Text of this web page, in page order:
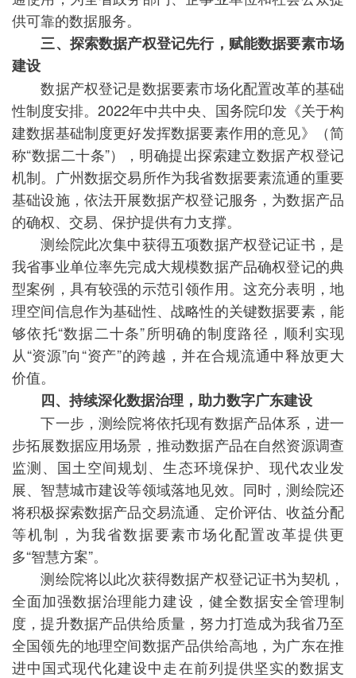
供可靠的数据服务。
三、探索数据产权登记先行，赋能数据要素市场
建设
数据产权登记是数据要素市场化配置改革的基础
性制度安排。2022年中共中央、国务院印发《关于构
建数据基础制度更好发挥数据要素作用的意见》（简
称“数据二十条”），明确提出探索建立数据产权登记
机制。广州数据交易所作为我省数据要素流通的重要
基础设施，依法开展数据产权登记服务，为数据产品
的确权、交易、保护提供有力支撑。
测绘院此次集中获得五项数据产权登记证书，是
我省事业单位率先完成大规模数据产品确权登记的典
型案例，具有较强的示范引领作用。这充分表明，地
理空间信息作为基础性、战略性的关键数据要素，能
够依托“数据二十条”所明确的制度路径，顺利实现
从“资源”向“资产”的跨越，并在合规流通中释放更大
价值。
四、持续深化数据治理，助力数字广东建设
下一步，测绘院将依托现有数据产品体系，进一
步拓展数据应用场景，推动数据产品在自然资源调查
监测、国土空间规划、生态环境保护、现代农业发
展、智慧城市建设等领域落地见效。同时，测绘院还
将积极探索数据产品交易流通、定价评估、收益分配
等机制，为我省数据要素市场化配置改革提供更
多“智慧方案”。
测绘院将以此次获得数据产权登记证书为契机，
全面加强数据治理能力建设，健全数据安全管理制
度，提升数据产品供给质量，努力打造成为我省乃至
全国领先的地理空间数据产品供给高地，为广东在推
进中国式现代化建设中走在前列提供坚实的数据支